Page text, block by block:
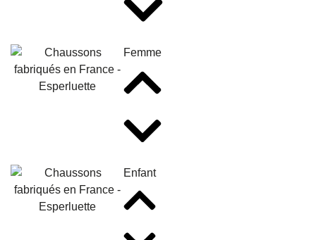
Femme
Enfant